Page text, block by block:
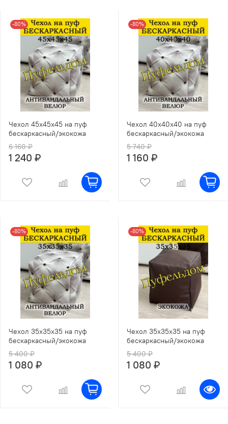
-80%
Чехол 45х45х45 на пуф
бескаркасный/экокожа
6 160 ₽
1 240 ₽
-80%
Чехол 40х40х40 на пуф
бескаркасный/экокожа
5 740 ₽
1 160 ₽
-80%
Чехол 35х35х35 на пуф
бескаркасный/экокожа
5 400 ₽
1 080 ₽
-80%
Чехол 35х35х35 на пуф
бескаркасный/экокожа
5 400 ₽
1 080 ₽